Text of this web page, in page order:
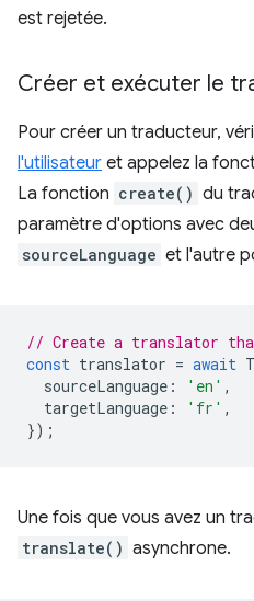
est rejetée.
Créer et exécuter le
Pour créer un traducteur,
l'utilisateur et appelez la
La fonction create() du
paramètre d'options avec
sourceLanguage et l'autre
// Create a translator
const translator = await
sourceLanguage : 'en' ,
targetLanguage : 'fr' ,
});
Une fois que vous avez un
translate() asynchrone.